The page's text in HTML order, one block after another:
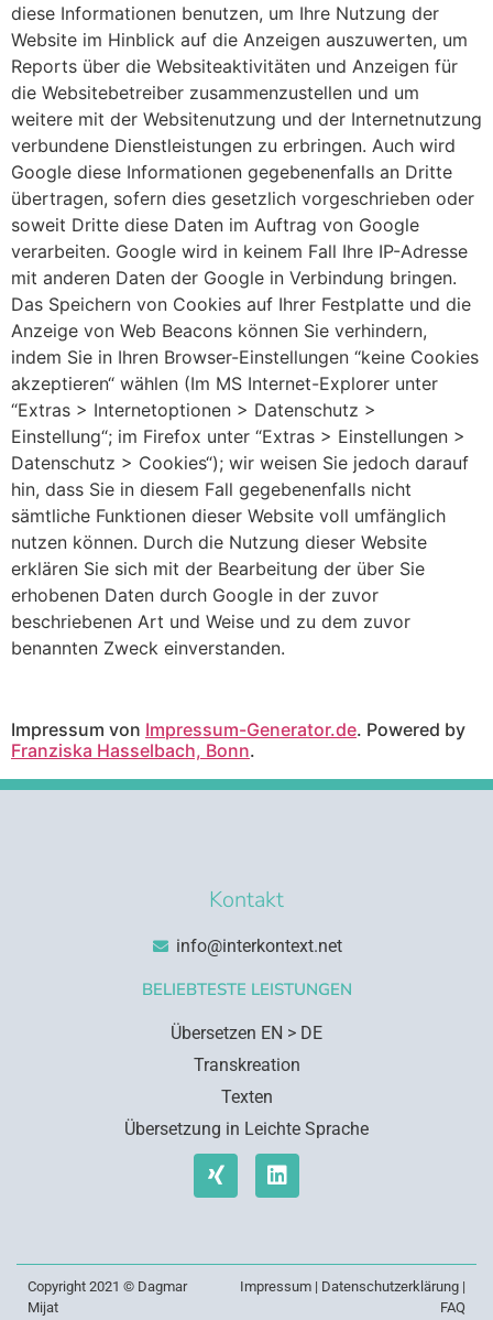
diese Informationen benutzen, um Ihre Nutzung der
Website im Hinblick auf die Anzeigen auszuwerten, um
Reports über die Websiteaktivitäten und Anzeigen für
die Websitebetreiber zusammenzustellen und um
weitere mit der Websitenutzung und der Internetnutzung
verbundene Dienstleistungen zu erbringen. Auch wird
Google diese Informationen gegebenenfalls an Dritte
übertragen, sofern dies gesetzlich vorgeschrieben oder
soweit Dritte diese Daten im Auftrag von Google
verarbeiten. Google wird in keinem Fall Ihre IP-Adresse
mit anderen Daten der Google in Verbindung bringen.
Das Speichern von Cookies auf Ihrer Festplatte und die
Anzeige von Web Beacons können Sie verhindern,
indem Sie in Ihren Browser-Einstellungen “keine Cookies
akzeptieren“ wählen (Im MS Internet-Explorer unter
“Extras > Internetoptionen > Datenschutz >
Einstellung“; im Firefox unter “Extras > Einstellungen >
Datenschutz > Cookies“); wir weisen Sie jedoch darauf
hin, dass Sie in diesem Fall gegebenenfalls nicht
sämtliche Funktionen dieser Website voll umfänglich
nutzen können. Durch die Nutzung dieser Website
erklären Sie sich mit der Bearbeitung der über Sie
erhobenen Daten durch Google in der zuvor
beschriebenen Art und Weise und zu dem zuvor
benannten Zweck einverstanden.
Impressum von Impressum-Generator.de. Powered by
Franziska Hasselbach, Bonn.
Kontakt
info@interkontext.net
BELIEBTESTE LEISTUNGEN
Übersetzen EN > DE
Transkreation
Texten
Übersetzung in Leichte Sprache
Copyright 2021 © Dagmar
Mijat
Impressum| Datenschutzerklärung|
FAQ